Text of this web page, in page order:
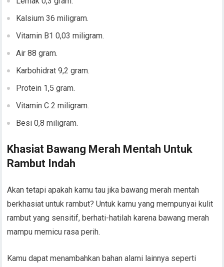
Kalsium 36 miligram.
Vitamin B1 0,03 miligram.
Air 88 gram.
Karbohidrat 9,2 gram.
Protein 1,5 gram.
Vitamin C 2 miligram.
Besi 0,8 miligram.
Khasiat Bawang Merah Mentah Untuk
Rambut Indah
Akan tetapi apakah kamu tau jika bawang merah mentah
berkhasiat untuk rambut? Untuk kamu yang mempunyai kulit
rambut yang sensitif, berhati-hatilah karena bawang merah
mampu memicu rasa perih.
Kamu dapat menambahkan bahan alami lainnya seperti